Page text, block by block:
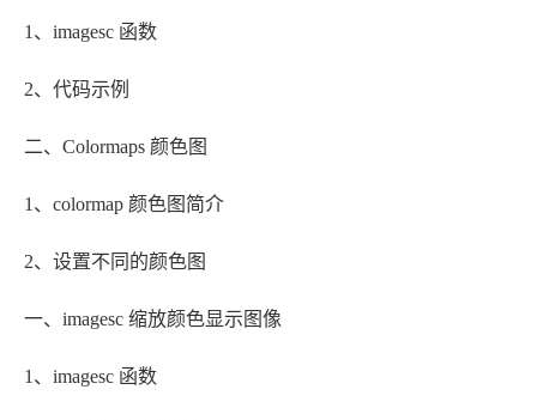
1、imagesc 函数
2、代码示例
二、Colormaps 颜色图
1、colormap 颜色图简介
2、设置不同的颜色图
一、imagesc 缩放颜色显示图像
1、imagesc 函数